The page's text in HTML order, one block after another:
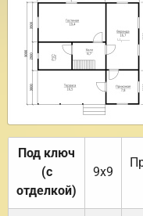
Под ключ
(с
отделкой)
9х9